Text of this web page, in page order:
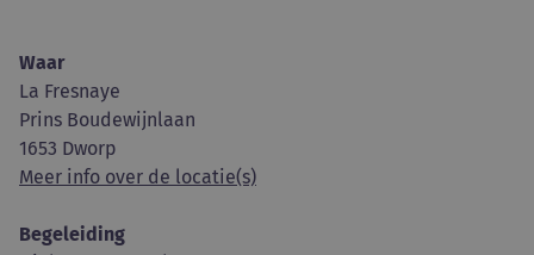
Waar
La Fresnaye
Prins Boudewijnlaan
1653 Dworp
Meer info over de locatie(s)
Begeleiding